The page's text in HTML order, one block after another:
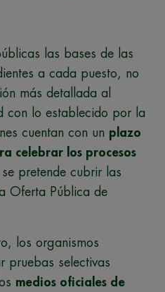
las bases de las
a cada puesto, no
más detallada al
con lo establecido por la
cuentan con un plazo
celebrar los procesos
pretende cubrir las
Oferta Pública de
los organismos
pruebas selectivas
medios oficiales de